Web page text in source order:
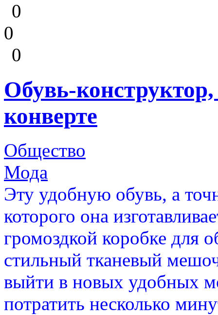
0
0
0
Обувь-
конверте
Общество
Мода
Эту удобную обувь, а
которого она
громоздкой коробке для
стильный тканевый
выйти в новых удобных
потратить несколько